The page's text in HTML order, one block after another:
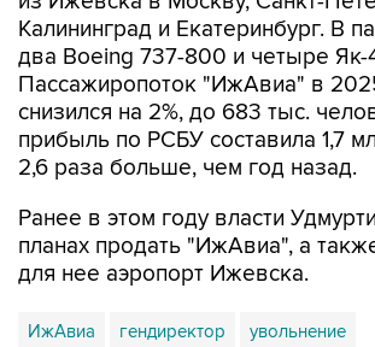
Калининград и Екатеринбург. В
два Boeing 737-800 и четыре Як-
Пассажиропоток "ИжАвиа" в
снизился на 2%, до 683 тыс.
прибыль по РСБУ составила 1,7
2,6 раза больше, чем год назад.
Ранее в этом году власти
планах продать "ИжАвиа", а
для нее аэропорт Ижевска.
ИжАвиа гендиректор увольнение